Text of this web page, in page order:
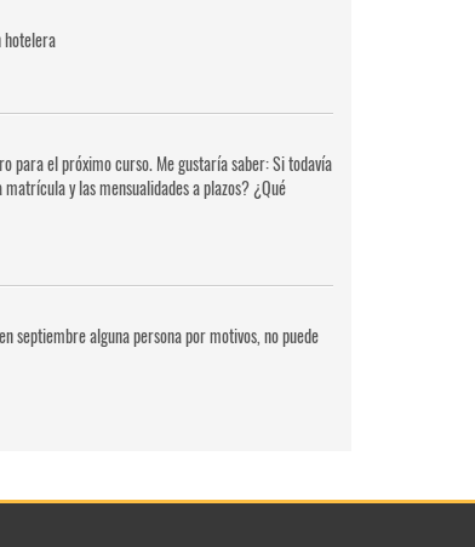
para el próximo curso. Me gustaría saber: Si todavía
y las mensualidades a plazos? ¿Qué
septiembre alguna persona por motivos, no puede